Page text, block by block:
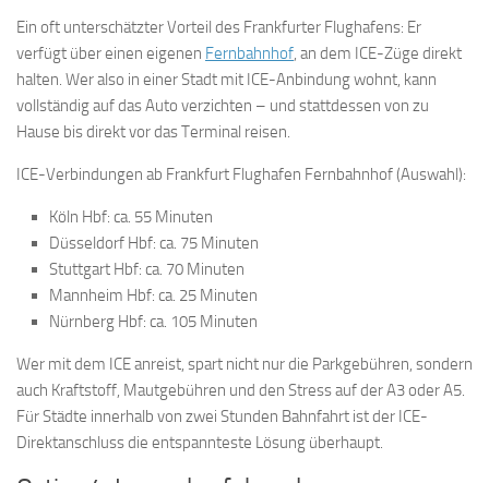
Ein oft unterschätzter Vorteil des Frankfurter Flughafens: Er
verfügt über einen eigenen Fernbahnhof, an dem ICE-Züge direkt
halten. Wer also in einer Stadt mit ICE-Anbindung wohnt, kann
vollständig auf das Auto verzichten – und stattdessen von zu
Hause bis direkt vor das Terminal reisen.
ICE-Verbindungen ab Frankfurt Flughafen Fernbahnhof (Auswahl):
Köln Hbf: ca. 55 Minuten
Düsseldorf Hbf: ca. 75 Minuten
Stuttgart Hbf: ca. 70 Minuten
Mannheim Hbf: ca. 25 Minuten
Nürnberg Hbf: ca. 105 Minuten
Wer mit dem ICE anreist, spart nicht nur die Parkgebühren, sondern
auch Kraftstoff, Mautgebühren und den Stress auf der A3 oder A5.
Für Städte innerhalb von zwei Stunden Bahnfahrt ist der ICE-
Direktanschluss die entspannteste Lösung überhaupt.